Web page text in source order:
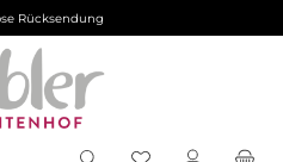
Rücksendung